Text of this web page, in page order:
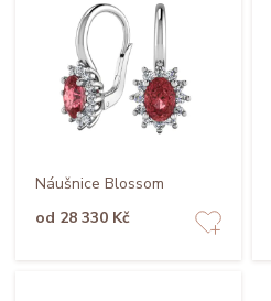
Náušnice Blossom
od 28 330 Kč